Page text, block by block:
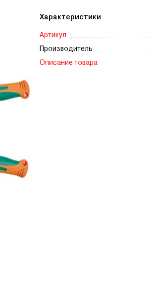
Характеристики
Артикул
Производитель
Описание товара